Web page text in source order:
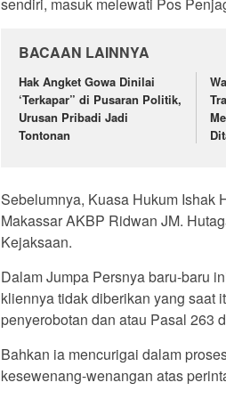
BACAAN LAINNYA
Hak Angket Gowa Dinilai
‘Terkapar” di Pusaran Politik,
Urusan Pribadi Jadi
Tontonan
Sebelumnya, Kuasa Hukum Ishak
Makassar AKBP Ridwan JM.
Kejaksaan.
Dalam Jumpa Persnya baru-baru
kliennya tidak diberikan yang saat
penyerobotan dan atau Pasal 263
Bahkan ia mencurigai dalam
kesewenang-wenangan atas